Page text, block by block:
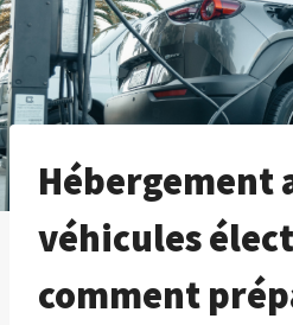
Hébergement
véhicules
comment